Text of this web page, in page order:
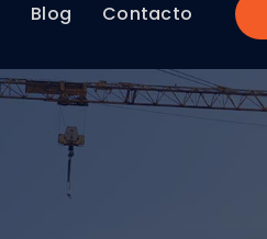
Blog Contacto